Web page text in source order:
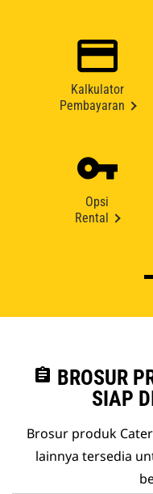
Kalkulator
Pembayaran
Opsi
Rental
assignment BROSUR
SIAP
Brosur produk
lainnya tersedia